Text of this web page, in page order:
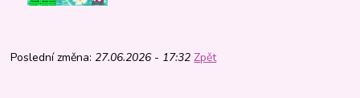
Poslední změna: 27.06.2026 - 17:32 Zpět